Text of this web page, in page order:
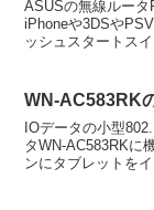
ASUSの無線ルータ
iPhoneや3DSや
ッシュスタートス
WN-AC583RK
IOデータの小型
タWN-AC583RKに
ンにタブレットを